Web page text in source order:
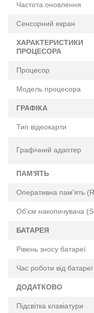
Частота оновлення
Сенсорний екран
ХАРАКТЕРИСТИКИ
ПРОЦЕСОРА
Процесор
Модель процесора
ГРАФІКА
Тип відеокарти
Графічний адаптер
ПАМ'ЯТЬ
Оперативна пам'ять
Об'єм накопичувача
БАТАРЕЯ
Рівень зносу батареї
Час роботи від батареї
ДОДАТКОВО
Підсвітка клавіатури